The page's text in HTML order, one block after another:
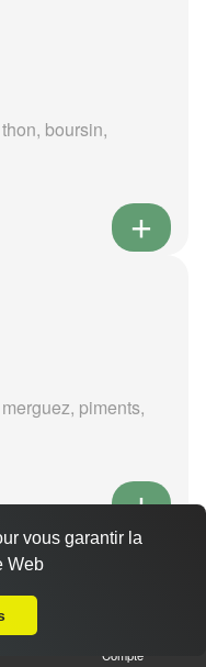
boursin,
piments,
Compte
vous garantir la
Web